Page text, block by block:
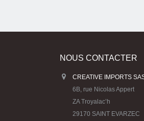
NOUS CONTACTER
CREATIVE IMPORTS
6B, rue Nicolas Appert
ZA Troyalac’h
29170 SAINT EVARZEC